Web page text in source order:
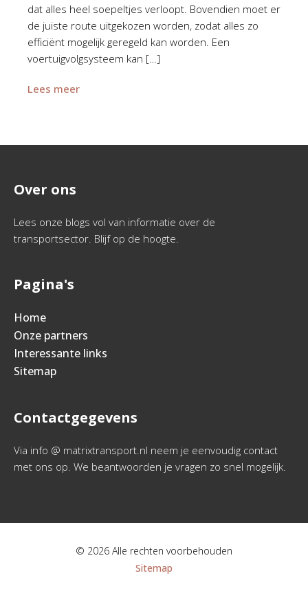
dat alles heel soepeltjes verloopt. Bovendien moet er
de juiste route uitgekozen worden, zodat alles zo
efficiënt mogelijk geregeld kan worden. Een
voertuigvolgsysteem kan […]
Lees meer
Over ons
Lees onze blogs vol van informatie over de
transportsector. Blijf op de hoogte.
Pagina's
Home
Onze partners
Interessante links
Sitemap
Contactgegevens
Via info @ matrixtransport.nl neem je eenvoudig contact
met ons op. We beantwoorden je vragen zo snel mogelijk.
© 2026 Alle rechten voorbehouden
Sitemap